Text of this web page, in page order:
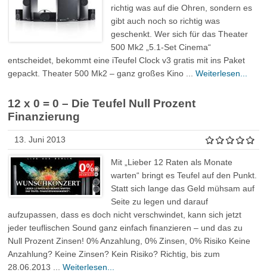
richtig was auf die Ohren, sondern es
gibt auch noch so richtig was
geschenkt. Wer sich für das Theater
500 Mk2 „5.1-Set Cinema“
entscheidet, bekommt eine iTeufel Clock v3 gratis mit ins Paket
gepackt. Theater 500 Mk2 – ganz großes Kino ...Weiterlesen...
12 x 0 = 0 – Die Teufel Null Prozent
Finanzierung
13. Juni 2013
Mit „Lieber 12 Raten als Monate
warten“ bringt es Teufel auf den Punkt.
Statt sich lange das Geld mühsam auf
Seite zu legen und darauf
aufzupassen, dass es doch nicht verschwindet, kann sich jetzt
jeder teuflischen Sound ganz einfach finanzieren – und das zu
Null Prozent Zinsen! 0% Anzahlung, 0% Zinsen, 0% Risiko Keine
Anzahlung? Keine Zinsen? Kein Risiko? Richtig, bis zum
28.06.2013 ...Weiterlesen...